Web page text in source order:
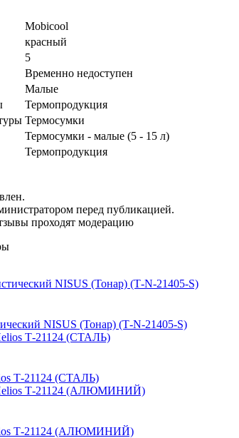
Mobicool
красный
5
Временно недоступен
Малые
Термопродукция
Термосумки
Термосумки - малые (5 - 15 л)
Термопродукция
перед публикацией.
проходят модерацию
NISUS (Тонар) (Т-N-21405-S)
Т-21124 (СТАЛЬ)
Т-21124 (АЛЮМИНИЙ)